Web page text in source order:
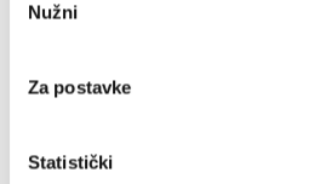
pristanka
Nužni
Za postavke
Statistički